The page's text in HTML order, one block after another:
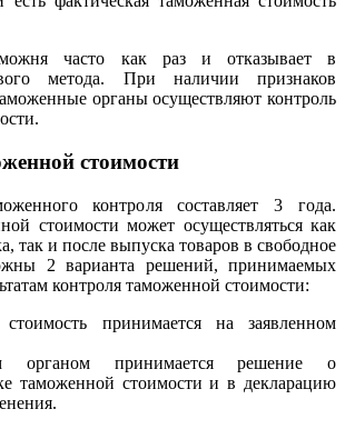
часто как раз и отказывает в
метода. При наличии признаков
органы осуществляют контроль
стоимости
контроля составляет 3 года.
стоимости может осуществляться как
так и после выпуска товаров в свободное
2 варианта решений, принимаемых
контроля таможенной стоимости:
принимается на заявленном
органом принимается решение о
таможенной стоимости и в декларацию